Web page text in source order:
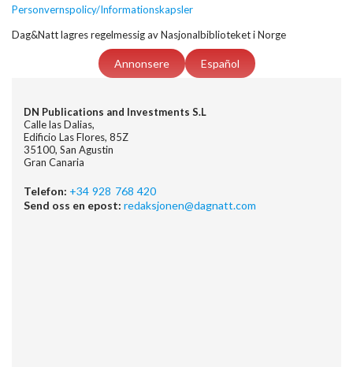
Personvernspolicy/Informationskapsler
Dag&Natt lagres regelmessig av Nasjonalbiblioteket i Norge
Annonsere Español
DN Publications and Investments S.L
Calle las Dalias,
Edificio Las Flores, 85Z
35100, San Agustin
Gran Canaria
Telefon: +34 928 768 420
Send oss en epost: redaksjonen@dagnatt.com